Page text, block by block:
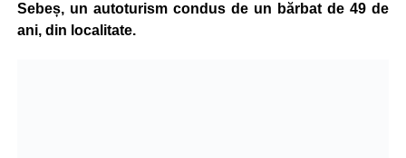
Sebeș, un autoturism condus de un bărbat de 49 de
ani, din localitate.